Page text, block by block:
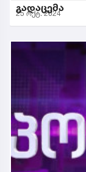
გადაცემა
25 ოქტ. 2024